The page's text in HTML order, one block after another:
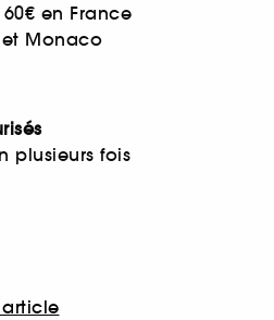
en France
Monaco
plusieurs fois